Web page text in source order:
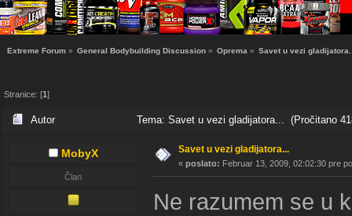
Extreme Forum » General Bodybuilding Discussion » Oprema » Savet u vezi
Stranice: [1]
Autor Tema: Savet u vezi gladijatora... (Pročitano
MobyX
Član
Savet u vezi gladijatora...
« poslato: Februar 13, 2009, 02:02:30 pre
Ne razumem se u